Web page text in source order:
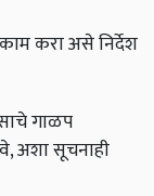
करा असे निर्देश
गाळप
अशा सूचनाही